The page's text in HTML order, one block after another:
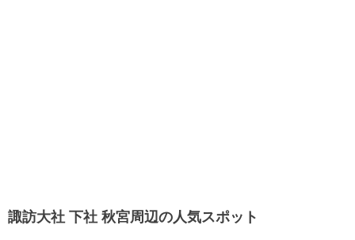
諏訪大社 下社 秋宮周辺の人気スポット